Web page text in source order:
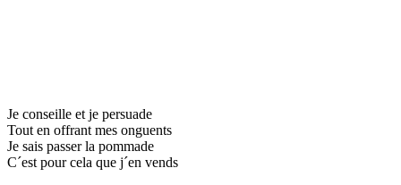
Je conseille et je persuade
Tout en offrant mes onguents
Je sais passer la pommade
C´est pour cela que j´en vends